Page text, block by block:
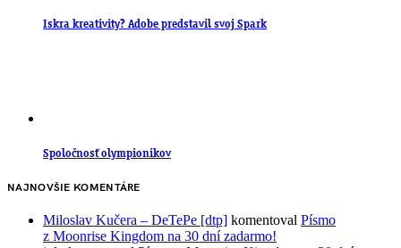
Iskra kreativity? Adobe predstavil svoj Spark
Spoločnosť olympionikov
NAJNOVŠIE KOMENTÁRE
Miloslav Kučera – DeTePe [dtp] komentoval Písmo
z Moonrise Kingdom na 30 dní zadarmo!